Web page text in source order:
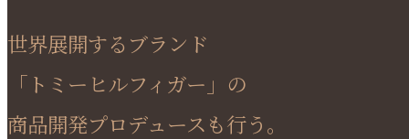
世界展開するブランド
「トミーヒルフィガー」の
商品開発プロデュースも行う。